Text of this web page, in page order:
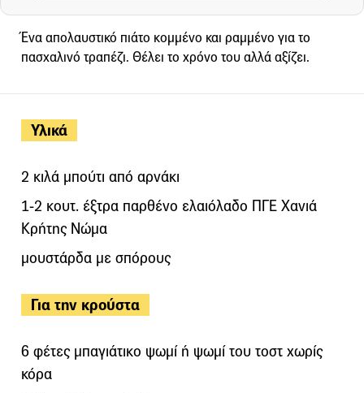
Υλικά
2 κιλά μπούτι από αρνάκι
1-2 κουτ. έξτρα παρθένο ελαιόλαδο ΠΓΕ Χανιά
Κρήτης Νώμα
μουστάρδα με σπόρους
Για την κρούστα
6 φέτες μπαγιάτικο ψωμί ή ψωμί του τοστ χωρίς
κόρα
Ένα απολαυστικό πιάτο κομμένο και ραμμένο για το
πασχαλινό τραπέζι. Θέλει το χρόνο του αλλά αξίζει.